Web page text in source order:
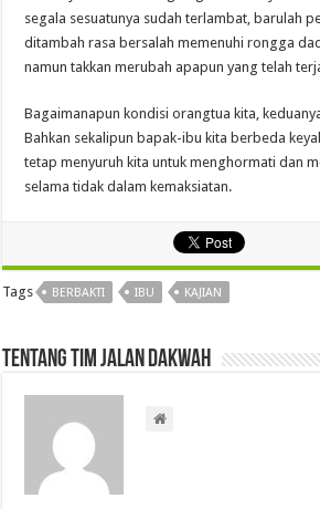
segala sesuatunya sudah terlambat, barulah
ditambah rasa bersalah memenuhi rongga
namun takkan merubah apapun yang telah
Bagaimanapun kondisi orangtua kita,
Bahkan sekalipun bapak-ibu kita berbeda
tetap menyuruh kita untuk menghormati dan
selama tidak dalam kemaksiatan.
Tags BERBAKTI IBU KAJIAN
Tentang Tim Jalan Dakwah